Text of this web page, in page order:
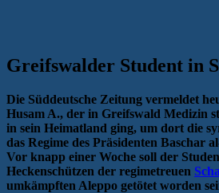
Greifswalder Student in
Die Süddeutsche Zeitung vermeldet
Husam A., der in Greifswald Medizin
in sein Heimatland ging, um dort die
das Regime des Präsidenten Baschar
Vor knapp einer Woche soll der
Heckenschützen der regimetreuen
umkämpften Aleppo getötet worden